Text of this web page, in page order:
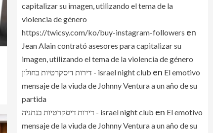
capitalizar su imagen, utilizando el tema de la
violencia de género
https://twicsy.com/ko/buy-instagram-followers en
Jean Alain contrató asesores para capitalizar su
imagen, utilizando el tema de la violencia de género
דירות דיסקרטיות בחולון - israel night club en El emotivo
mensaje de la viuda de Johnny Ventura a un año de su
partida
דירות דיסקרטיות בנתניה - israel night club en El emotivo
mensaje de la viuda de Johnny Ventura a un año de su